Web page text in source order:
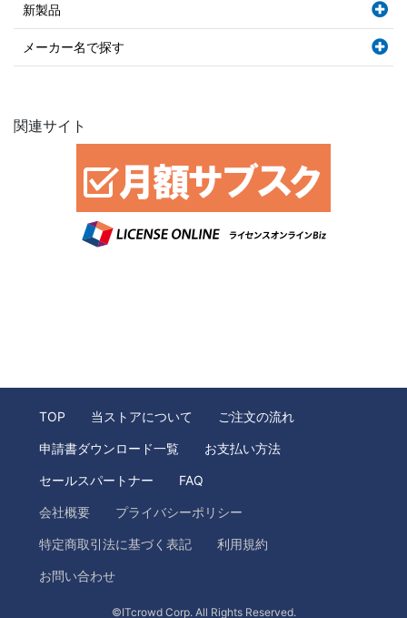
新製品
メーカー名で探す
関連サイト
TOP 当ストアについて ご注文の流れ
申請書ダウンロード一覧 お支払い方法
セールスパートナー FAQ
会社概要 プライバシーポリシー
特定商取引法に基づく表記 利用規約
お問い合わせ
©ITcrowd Corp. All Rights Reserved.